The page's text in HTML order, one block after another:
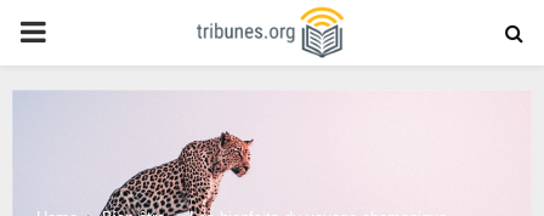
PRIMARY
MENU